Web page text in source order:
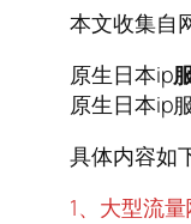
本文收集自
原生日本ip
原生日本ip
具体内容如
1、大型流